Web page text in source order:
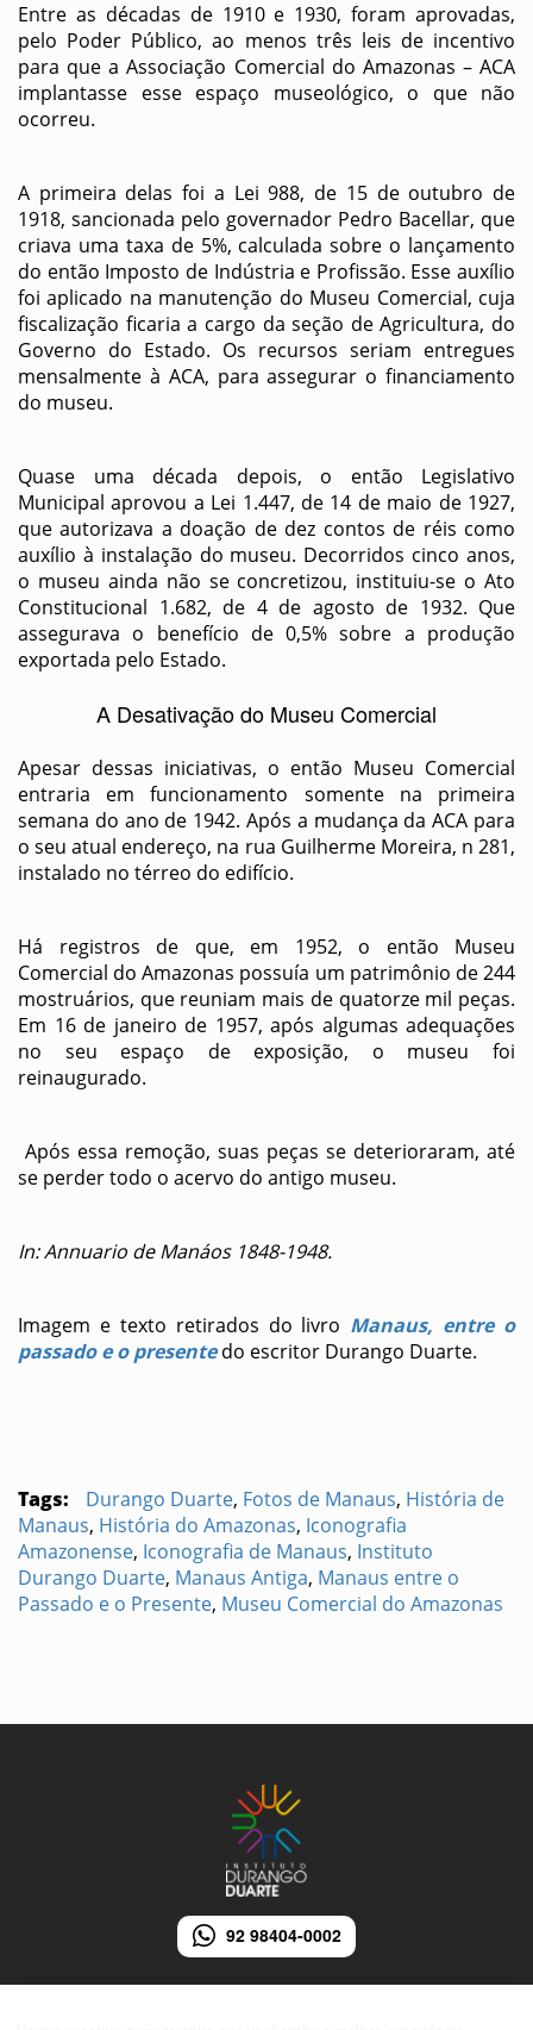
Entre as décadas de 1910 e 1930, foram aprovadas,
pelo Poder Público, ao menos três leis de incentivo
para que a Associação Comercial do Amazonas – ACA
implantasse esse espaço museológico, o que não
ocorreu.
A primeira delas foi a Lei 988, de 15 de outubro de
1918, sancionada pelo governador Pedro Bacellar, que
criava uma taxa de 5%, calculada sobre o lançamento
do então Imposto de Indústria e Profissão. Esse auxílio
foi aplicado na manutenção do Museu Comercial, cuja
fiscalização ficaria a cargo da seção de Agricultura, do
Governo do Estado. Os recursos seriam entregues
mensalmente à ACA, para assegurar o financiamento
do museu.
Quase uma década depois, o então Legislativo
Municipal aprovou a Lei 1.447, de 14 de maio de 1927,
que autorizava a doação de dez contos de réis como
auxílio à instalação do museu. Decorridos cinco anos,
o museu ainda não se concretizou, instituiu-se o Ato
Constitucional 1.682, de 4 de agosto de 1932. Que
assegurava o benefício de 0,5% sobre a produção
exportada pelo Estado.
A Desativação do Museu Comercial
Apesar dessas iniciativas, o então Museu Comercial
entraria em funcionamento somente na primeira
semana do ano de 1942. Após a mudança da ACA para
o seu atual endereço, na rua Guilherme Moreira, n 281,
instalado no térreo do edifício.
Há registros de que, em 1952, o então Museu
Comercial do Amazonas possuía um patrimônio de 244
mostruários, que reuniam mais de quatorze mil peças.
Em 16 de janeiro de 1957, após algumas adequações
no seu espaço de exposição, o museu foi
reinaugurado.
Após essa remoção, suas peças se deterioraram, até
se perder todo o acervo do antigo museu.
In: Annuario de Manáos 1848-1948.
Imagem e texto retirados do livro Manaus, entre o
passado e o presentedo escritor Durango Duarte.
Tags: Durango Duarte, Fotos de Manaus, História de
Manaus, História do Amazonas, Iconografia
Amazonense, Iconografia de Manaus, Instituto
Durango Duarte, Manaus Antiga, Manaus entre o
Passado e o Presente, Museu Comercial do Amazonas
92 98404-0002